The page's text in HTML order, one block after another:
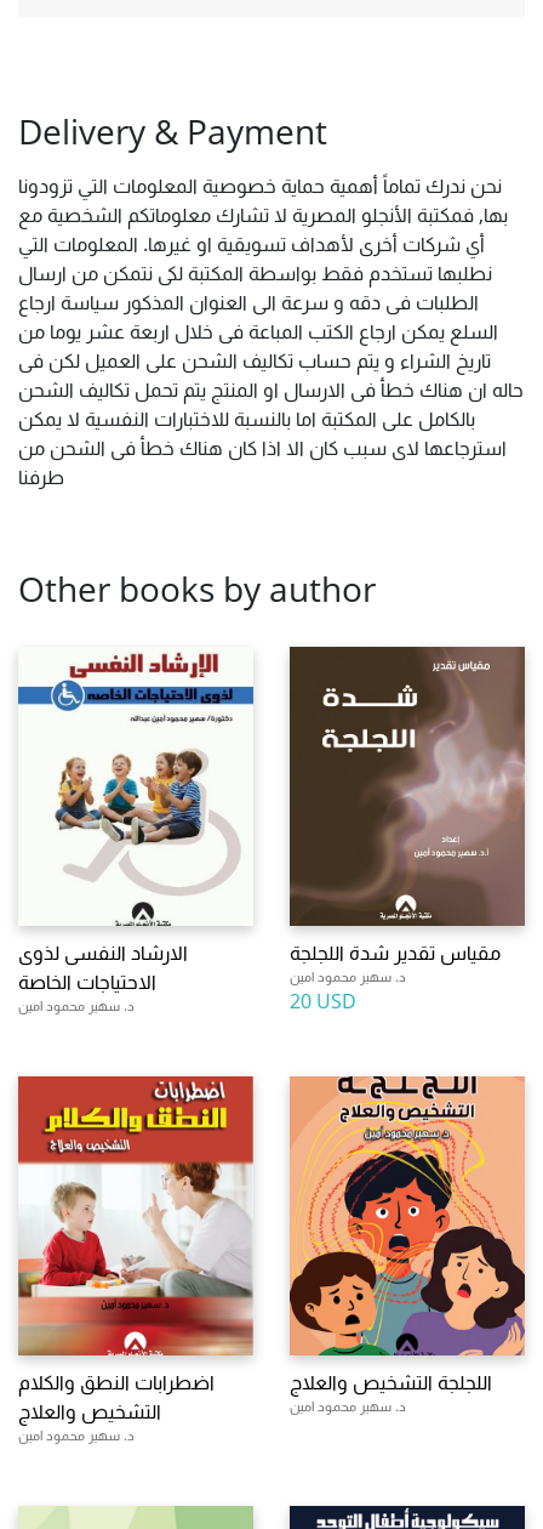
Delivery & Payment
نحن ندرك تماماً أهمية حماية خصوصية المعلومات التي تزودونا
بها, فمكتبة الأنجلو المصرية لا تشارك معلوماتكم الشخصية مع
أي شركات أخرى لأهداف تسويقية او غيرها. المعلومات التي
نطلبها تستخدم فقط بواسطة المكتبة لكى نتمكن من ارسال
الطلبات فى دقه و سرعة الى العنوان المذكور سياسة ارجاع
السلع يمكن ارجاع الكتب المباعة فى خلال اربعة عشر يوما من
تاريخ الشراء و يتم حساب تكاليف الشحن على العميل لكن فى
حاله ان هناك خطأ فى الارسال او المنتج يتم تحمل تكاليف الشحن
بالكامل على المكتبة اما بالنسبة للاختبارات النفسية لا يمكن
استرجاعها لاى سبب كان الا اذا كان هناك خطأ فى الشحن من
طرفنا
Other books by author
الارشاد النفسى لذوى
الاحتياجات الخاصة
د. سهير محمود امين
مقياس تقدير شدة اللجلجة
د. سهير محمود امين
20 USD
اضطرابات النطق والكلام
التشخيص والعلاج
د. سهير محمود امين
اللجلجة التشخيص والعلاج
د. سهير محمود امين